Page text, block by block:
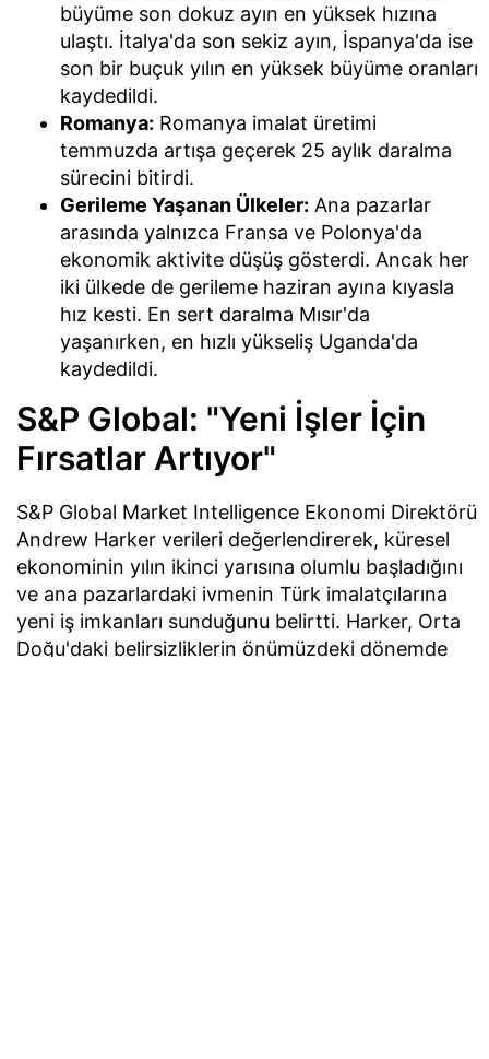
büyüme son dokuz ayın en yüksek hızına
ulaştı. İtalya'da son sekiz ayın, İspanya'da ise
son bir buçuk yılın en yüksek büyüme oranları
kaydedildi.
Romanya: Romanya imalat üretimi
temmuzda artışa geçerek 25 aylık daralma
sürecini bitirdi.
Gerileme Yaşanan Ülkeler: Ana pazarlar
arasında yalnızca Fransa ve Polonya'da
ekonomik aktivite düşüş gösterdi. Ancak her
iki ülkede de gerileme haziran ayına kıyasla
hız kesti. En sert daralma Mısır'da
yaşanırken, en hızlı yükseliş Uganda'da
kaydedildi.
S&P Global: "Yeni İşler İçin
Fırsatlar Artıyor"
S&P Global Market Intelligence Ekonomi Direktörü
Andrew Harker verileri değerlendirerek, küresel
ekonominin yılın ikinci yarısına olumlu başladığını
ve ana pazarlardaki ivmenin Türk imalatçılarına
yeni iş imkanları sunduğunu belirtti. Harker, Orta
Doğu'daki belirsizliklerin önümüzdeki dönemde